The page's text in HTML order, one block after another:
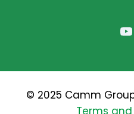
© 2025 Camm
Terms